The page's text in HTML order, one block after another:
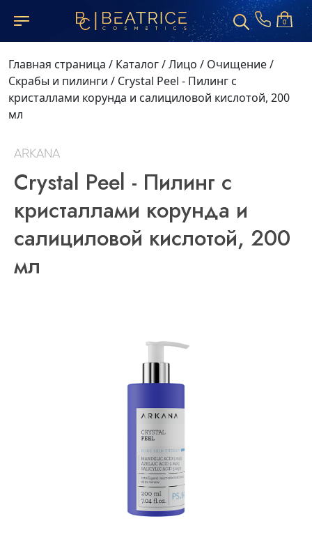
0
Главная страница / Каталог/Лицо / Очищение/
Скрабы и пилинги / Crystal Peel - Пилинг с
кристаллами корунда и салициловой кислотой, 200
мл
ARKANA
Crystal Peel - Пилинг с
кристаллами корунда и
салициловой кислотой, 200
мл